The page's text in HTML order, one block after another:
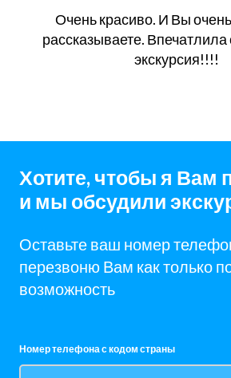
Очень красиво. И Вы
рассказываете.
экскурсия!!!!
Хотите, чтобы я Вам
и мы обсудили
Оставьте ваш номер
перезвоню Вам как только
возможность
Номер телефона с кодом страны